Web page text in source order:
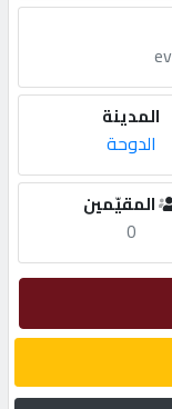
المدينة
الدوحة
المقيّمين
0